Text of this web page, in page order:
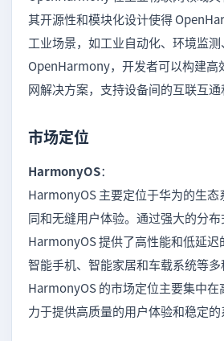
其开源性和模块化设计使得
工业场景，如工业自动化、环境监
OpenHarmony，开发者可以构建高
网解决方案，支持设备间的互联互通
市场定位
HarmonyOS：
HarmonyOS 主要定位于华为的生
同和无缝用户体验。通过强大的分布
HarmonyOS 提供了高性能和低延
智能手机、智能家居和车载系统等多
HarmonyOS 的市场定位主要集中
力于提供高质量的用户体验和稳定的